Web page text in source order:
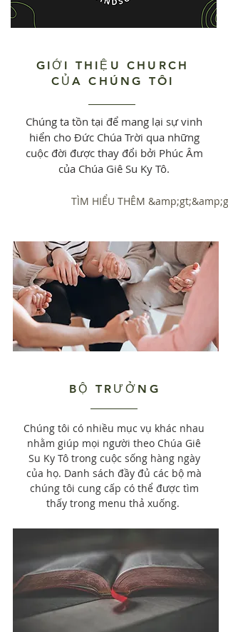
GIỚI THIỆU CHURCH
CỦA CHÚNG TÔI
Chúng ta tồn tại để mang lại sự vinh
hiển cho Đức Chúa Trời qua những
cuộc đời được thay đổi bởi Phúc Âm
của Chúa Giê Su Ky Tô.
TÌM HIỂU THÊM &amp;gt;&amp;gt;
BỘ TRƯỞNG
Chúng tôi có nhiều mục vụ khác nhau
nhằm giúp mọi người theo Chúa Giê
Su Ky Tô trong cuộc sống hàng ngày
của họ. Danh sách đầy đủ các bộ mà
chúng tôi cung cấp có thể được tìm
thấy trong menu thả xuống.